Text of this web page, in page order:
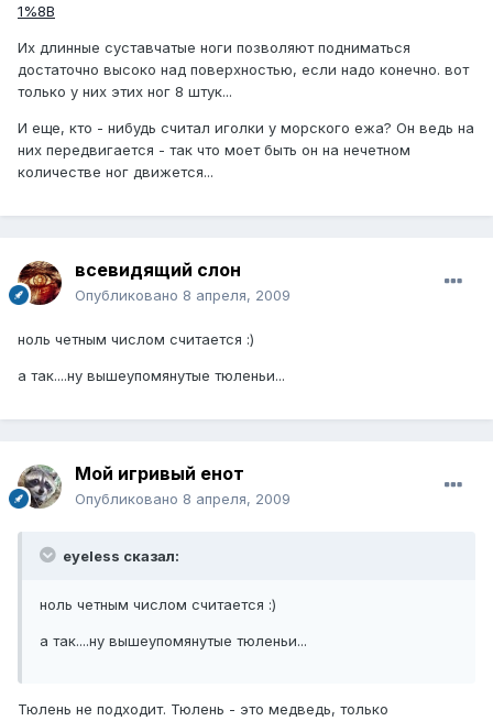
1%8B
Их длинные суставчатые ноги позволяют подниматься
достаточно высоко над поверхностью, если надо конечно. вот
только у них этих ног 8 штук...
И еще, кто - нибудь считал иголки у морского ежа? Он ведь на
них передвигается - так что моет быть он на нечетном
количестве ног движется...
всевидящий слон
Опубликовано 8 апреля, 2009
ноль четным числом считается :)
а так....ну вышеупомянутые тюленьи...
Мой игривый енот
Опубликовано 8 апреля, 2009
eyeless сказал:
ноль четным числом считается :)
а так....ну вышеупомянутые тюленьи...
Тюлень не подходит. Тюлень - это медведь, только